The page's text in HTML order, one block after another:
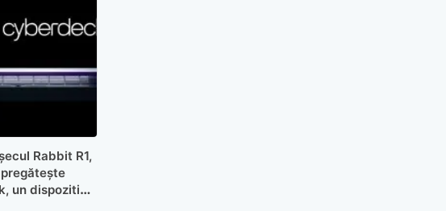
Rabbit R1,
un dispozitiv